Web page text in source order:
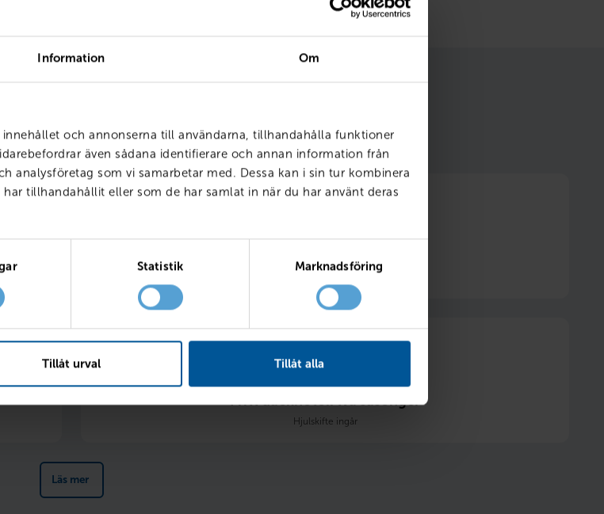
Information Om
och annonserna till användarna, tillhandahålla funktioner
även sådana identifierare och annan information från
analysföretag som vi samarbetar med. Dessa kan i sin tur kombinera
tillhandahållit eller som de har samlat in när du har använt deras
Statistik Marknadsföring
Tillåt urval Tillåt alla
service hos oss får du smarta förmåner som gör ditt bilägande
billigare. Vi kallar det att varaKörklar.
Fritt däckhotell två säsonger
Hjulskifte ingår
Läs mer